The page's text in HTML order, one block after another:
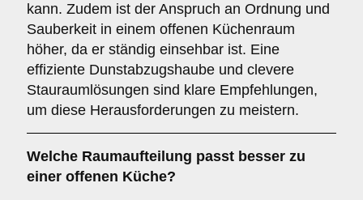
kann. Zudem ist der Anspruch an Ordnung und
Sauberkeit in einem offenen Küchenraum
höher, da er ständig einsehbar ist. Eine
effiziente Dunstabzugshaube und clevere
Stauraumlösungen sind klare Empfehlungen,
um diese Herausforderungen zu meistern.
Welche Raumaufteilung passt besser zu
einer offenen Küche?